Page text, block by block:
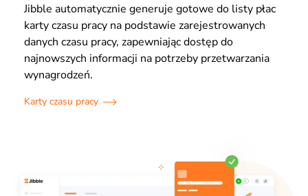
Jibble automatycznie generuje gotowe do listy płac
karty czasu pracy na podstawie zarejestrowanych
danych czasu pracy, zapewniając dostęp do
najnowszych informacji na potrzeby przetwarzania
wynagrodzeń.
Karty czasu pracy